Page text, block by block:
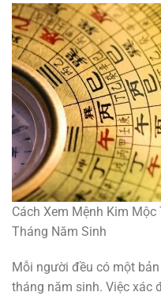
Cách Xem Mệnh Kim
Tháng Năm Sinh
Mỗi người đều có một
tháng năm sinh. Việc xác